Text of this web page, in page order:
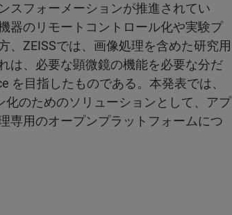
スフォーメーションが推進されてい
器のリモートコントロール化や実験プ
、ZEISSでは、画像処理を含めた研究用
は、必要な顕微鏡の機能を必要な分だ
を目指したものである。本発表では、
のためのソリューションとして、アプ
専用のオープンプラットフォームにつ